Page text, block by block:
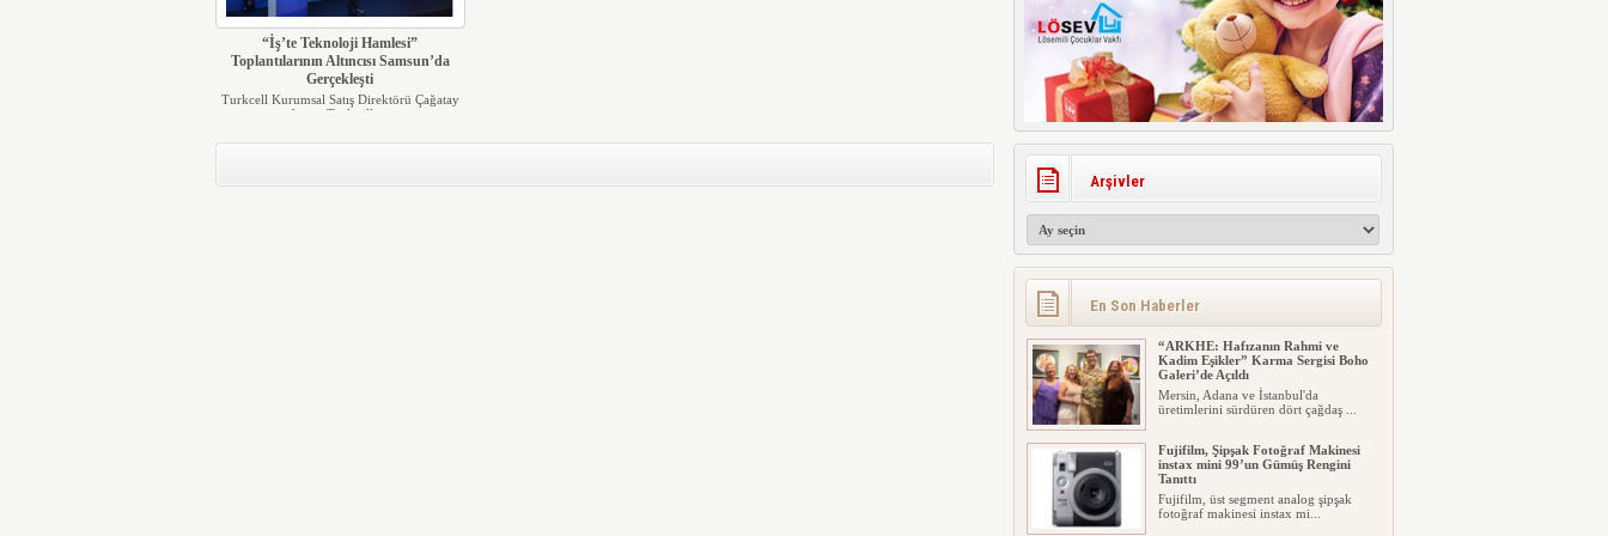
“İş’te Teknoloji Hamlesi”
Toplantılarının Altıncısı Samsun’da
Gerçekleşti
Turkcell Kurumsal Satış Direktörü Çağatay
Aynur Turkcell, ...
Arşivler
En Son Haberler
“ARKHE: Hafızanın Rahmi ve
Kadim Eşikler” Karma Sergisi Boho
Galeri’de Açıldı
Mersin, Adana ve İstanbul'da
üretimlerini sürdüren dört çağdaş ...
Fujifilm, Şipşak Fotoğraf Makinesi
instax mini 99’un Gümüş Rengini
Tanıttı
Fujifilm, üst segment analog şipşak
fotoğraf makinesi instax mi...